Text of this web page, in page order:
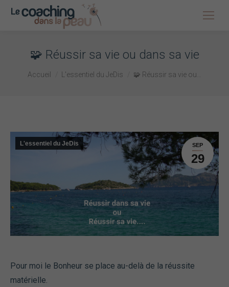
🧩 Réussir sa vie ou dans sa vie
Vous êtes ici :
Accueil L'essentiel du JeDis 🧩 Réussir sa vie ou…
SEP
29
L'essentiel du JeDis
Pour moi le Bonheur se place au-delà de la réussite
matérielle.